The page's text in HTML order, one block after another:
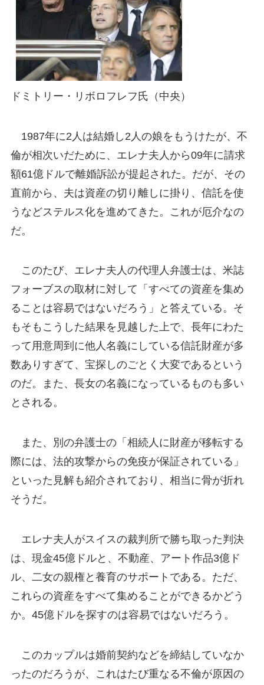
ドミトリー・リボロフレフ氏（中央）
1987年に2人は結婚し2人の娘をもうけたが、不
倫が相次いだために、エレナ夫人から09年に請求
額61億ドルで離婚訴訟が提起された。だが、その
直前から、夫は資産の切り離しに掛り、信託を使
うなどステルス化を進めてきた。これが厄介なの
だ。
このたび、エレナ夫人の代理人弁護士は、米誌
フォーブスの取材に対して「すべての資産を集め
ることは容易ではないだろう」と答えている。そ
もそもこうした結果を見越した上で、長年にわた
って用意周到に他人名義にしている信託財産が多
数ありすぎて、宝探しのごとく大変であるという
のだ。また、長女の名義になっているものも多い
とされる。
また、別の弁護士の「相続人に財産が移転する
際には、法的攻撃からの免疫が保証されている」
といった見解も紹介されており、相当に骨が折れ
そうだ。
エレナ夫人がスイスの裁判所で勝ち取った判決
は、現金45億ドルと、不動産、アート作品3億ド
ル、二女の親権と養育のサポートである。ただ、
これらの資産をすべて集めることができるかどう
か。45億ドルを探すのは容易ではないだろう。
このカップルは婚前契約などを締結していなか
ったのだろうが、これはたび重なる不倫が原因の